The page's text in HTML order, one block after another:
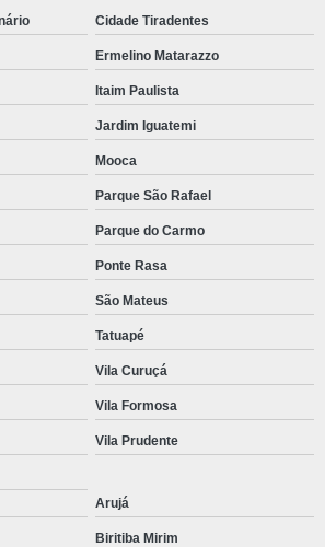
Cidade Tiradentes
Ermelino Matarazzo
Itaim Paulista
Jardim Iguatemi
Mooca
Parque São Rafael
Parque do Carmo
Ponte Rasa
São Mateus
Tatuapé
Vila Curuçá
Vila Formosa
Vila Prudente
Arujá
Biritiba Mirim